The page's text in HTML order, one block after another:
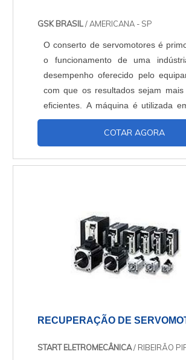
GSK BRASIL/ AMERICANA - SP
O conserto de servomotores é
o funcionamento de uma
desempenho oferecido pelo
com que os resultados sejam mais
eficientes. A máquina é utilizada
segmentos de produção. Razões
com um servo
simplificado,Precisão de
COTAR AGORA
RECUPERAÇÃO DE
START ELETROMECÂNICA/ RIBEIRÃO